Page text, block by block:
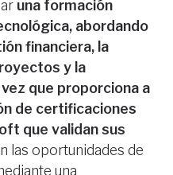
una formación
abordando
financiera, la
y la
que proporciona a
de certificaciones
que validan sus
las oportunidades de
una